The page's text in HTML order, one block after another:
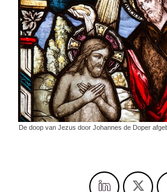
De doop van Jezus door Johannes de Doper